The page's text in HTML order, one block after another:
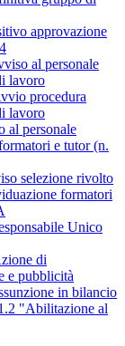
approvazione
al personale
lavoro
procedura
lavoro
al personale
e tutor (n.
selezione rivolto
formatori
Unico
di
e pubblicità
in bilancio
"Abilitazione al